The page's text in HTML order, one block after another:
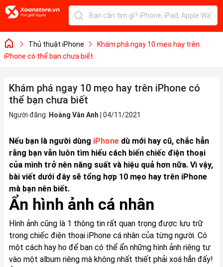
Thủ thuật iPhone
Khám phá ngay 10 mẹo hay trên
iPhone có thể bạn chưa biết
Khám phá ngay 10 mẹo hay trên iPhone có
thể bạn chưa biết
Người đăng: Hoàng Vân Anh 04/11/2021
Nếu bạn là người dùng iPhonedù mới hay cũ, chắc hẳn
rằng bạn vẫn luôn tìm hiểu cách biến chiếc điện thoại
của mình trở nên năng suất và hiệu quả hơn nữa. Vì vậy,
bài viết dưới đây sẽ tổng hợp 10 mẹo hay trên iPhone
mà bạn nên biết.
Ẩn hình ảnh cá nhân
Hình ảnh cũng là 1 thông tin rất quan trọng được lưu trữ
trong chiếc điện thoại iPhone cá nhân của từng người. Có
một cách hay ho để bạn có thể ẩn những hình ảnh riêng tư
vào một album riêng mà không nhất thiết phải xoá hẳn đấy!